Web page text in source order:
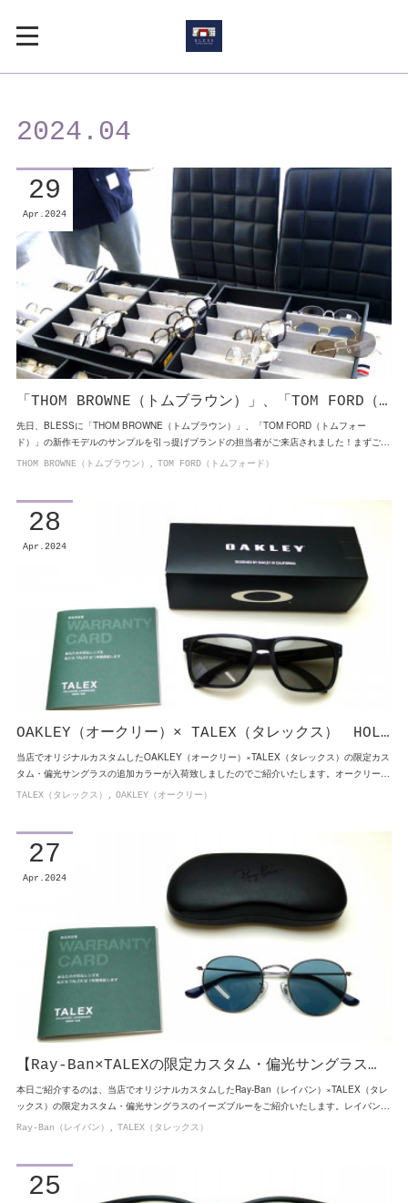
2024 . 04
「THOM BROWNE（トムブラウン）」、「TOM FORD（…
先日、BLESSに「THOM BROWNE（トムブラウン）」、「TOM FORD（トムフォー
ド）」の新作モデルのサンプルを引っ提げブランドの担当者がご来店されました！まずご…
29
Apr 2024
THOM BROWNE（トムブラウン） TOM FORD（トムフォード）
OAKLEY（オークリー）× TALEX（タレックス） HOL…
当店でオリジナルカスタムしたOAKLEY（オークリー）×TALEX（タレックス）の限定カス
タム・偏光サングラスの追加カラーが入荷致しましたのでご紹介いたします。オークリー…
28
Apr 2024
TALEX（タレックス） OAKLEY（オークリー）
【Ray-Ban×TALEXの限定カスタム・偏光サングラス…
本日ご紹介するのは、当店でオリジナルカスタムしたRay-Ban（レイバン）×TALEX（タレ
ックス）の限定カスタム・偏光サングラスのイーズブルーをご紹介いたします。レイバン…
27
Apr 2024
Ray-Ban（レイバン） TALEX（タレックス）
25